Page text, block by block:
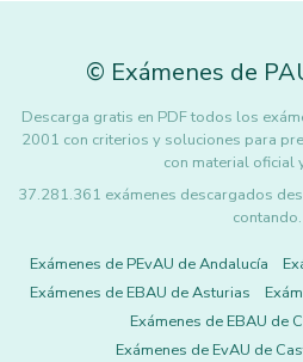
© Exámenes de
Descarga gratis en PDF todos los
2001 con criterios y soluciones para
con material oficial
37.281.361 exámenes descargados
contando.
Exámenes de PEvAU de Andalucía
Exámenes de EBAU de Asturias
Exámenes de EBAU de
Exámenes de EvAU de